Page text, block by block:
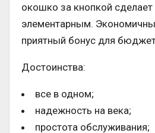
окошко за кнопкой сделает
элементарным.
приятный бонус для
Достоинства:
все в одном;
надежность на века;
простота обслуживания;